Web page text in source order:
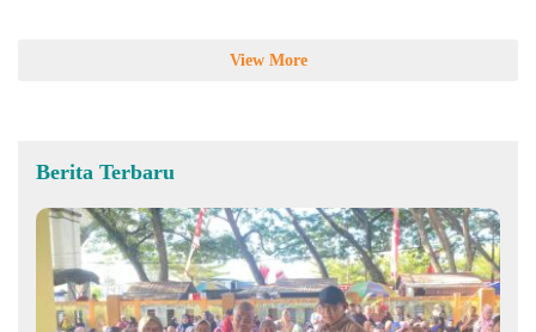
View More
Berita Terbaru